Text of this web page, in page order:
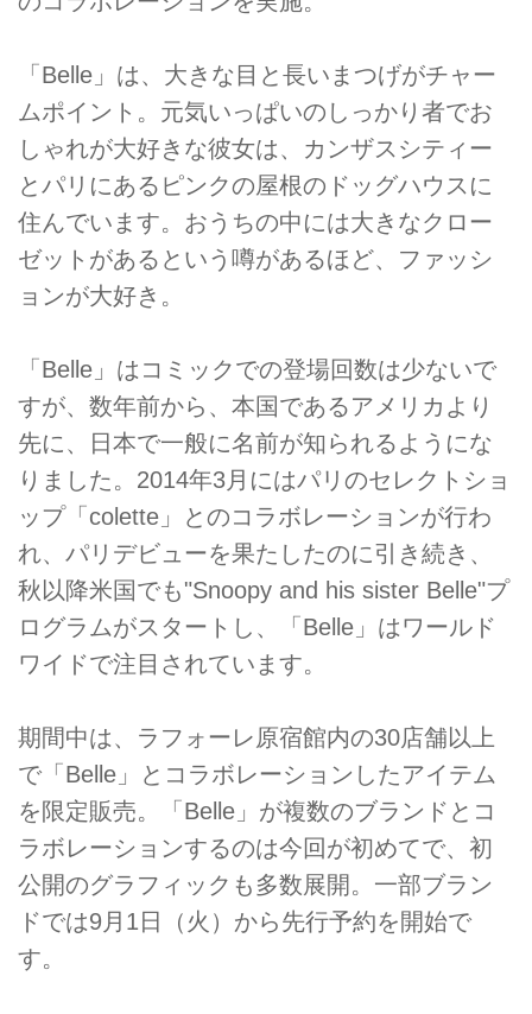
「Belle」は、大きな目と長いまつげがチャー
ムポイント。元気いっぱいのしっかり者でお
しゃれが大好きな彼女は、カンザスシティー
とパリにあるピンクの屋根のドッグハウスに
住んでいます。おうちの中には大きなクロー
ゼットがあるという噂があるほど、ファッシ
ョンが大好き。
「Belle」はコミックでの登場回数は少ないで
すが、数年前から、本国であるアメリカより
先に、日本で一般に名前が知られるようにな
りました。2014年3月にはパリのセレクトショ
ップ「colette」とのコラボレーションが行わ
れ、パリデビューを果たしたのに引き続き、
秋以降米国でも"Snoopy and his sister Belle"プ
ログラムがスタートし、「Belle」はワールド
ワイドで注目されています。
期間中は、ラフォーレ原宿館内の30店舗以上
で「Belle」とコラボレーションしたアイテム
を限定販売。「Belle」が複数のブランドとコ
ラボレーションするのは今回が初めてで、初
公開のグラフィックも多数展開。一部ブラン
ドでは9月1日（火）から先行予約を開始で
す。